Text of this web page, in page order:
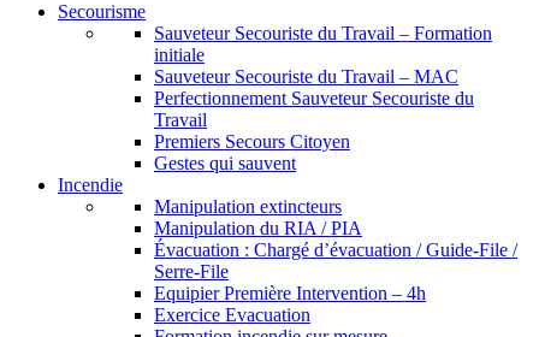
Secourisme
Sauveteur Secouriste du Travail – Formation
initiale
Sauveteur Secouriste du Travail – MAC
Perfectionnement Sauveteur Secouriste du
Travail
Premiers Secours Citoyen
Gestes qui sauvent
Incendie
Manipulation extincteurs
Manipulation du RIA / PIA
Évacuation : Chargé d’évacuation / Guide-File /
Serre-File
Equipier Première Intervention – 4h
Exercice Evacuation